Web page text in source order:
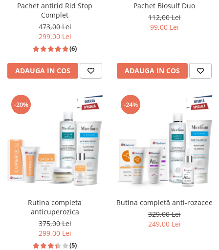
Pachet antirid Rid Stop
Complet
473,00 Lei
299,00 Lei
(6)
ADAUGA IN COS
Pachet Biosulf Duo
112,00 Lei
99,00 Lei
ADAUGA IN COS
-20%
Rutina completa
anticuperozica
375,00 Lei
299,00 Lei
(5)
-24%
Rutina completă anti-rozacee
329,00 Lei
249,00 Lei